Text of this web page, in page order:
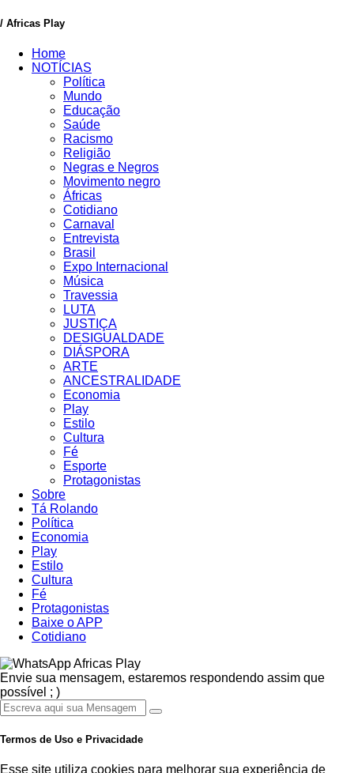
/ Africas Play
Home
NOTÍCIAS
Política
Mundo
Educação
Saúde
Racismo
Religião
Negras e Negros
Movimento negro
Áfricas
Cotidiano
Carnaval
Entrevista
Brasil
Expo Internacional
Música
Travessia
LUTA
JUSTIÇA
DESIGUALDADE
DIÁSPORA
ARTE
ANCESTRALIDADE
Economia
Play
Estilo
Cultura
Fé
Esporte
Protagonistas
Sobre
Tá Rolando
Política
Economia
Play
Estilo
Cultura
Fé
Protagonistas
Baixe o APP
Cotidiano
Africas Play
Envie sua mensagem, estaremos respondendo assim que
possível ; )
Termos de Uso e Privacidade
Esse site utiliza cookies para melhorar sua experiência de